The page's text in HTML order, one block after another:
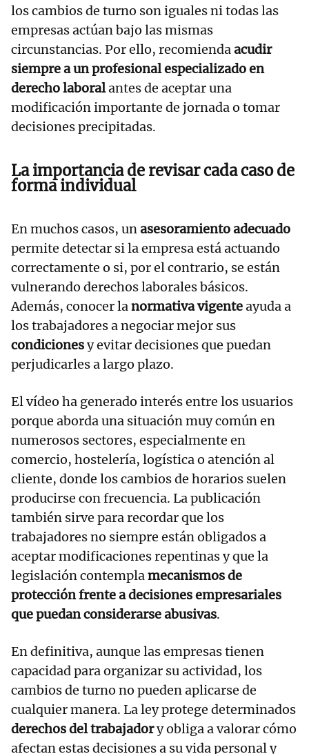
los cambios de turno son iguales ni todas las
empresas actúan bajo las mismas
circunstancias. Por ello, recomiendaacudir
siempre a un profesional especializado en
derecho laboralantes de aceptar una
modificación importante de jornada o tomar
decisiones precipitadas.
La importancia de revisar cada caso de
forma individual
En muchos casos, unasesoramiento adecuado
permite detectar si la empresa está actuando
correctamente o si, por el contrario, se están
vulnerando derechos laborales básicos.
Además, conocer lanormativa vigenteayuda a
los trabajadores a negociar mejor sus
condicionesy evitar decisiones que puedan
perjudicarles a largo plazo.
El vídeo ha generado interés entre los usuarios
porque aborda una situación muy común en
numerosos sectores, especialmente en
comercio, hostelería, logística o atención al
cliente, donde los cambios de horarios suelen
producirse con frecuencia. La publicación
también sirve para recordar que los
trabajadores no siempre están obligados a
aceptar modificaciones repentinas y que la
legislación contemplamecanismos de
protección frente a decisiones empresariales
que puedan considerarse abusivas.
En definitiva, aunque las empresas tienen
capacidad para organizar su actividad, los
cambios de turno no pueden aplicarse de
cualquier manera. La ley protege determinados
derechos del trabajadory obliga a valorar cómo
afectan estas decisiones a su vida personal y